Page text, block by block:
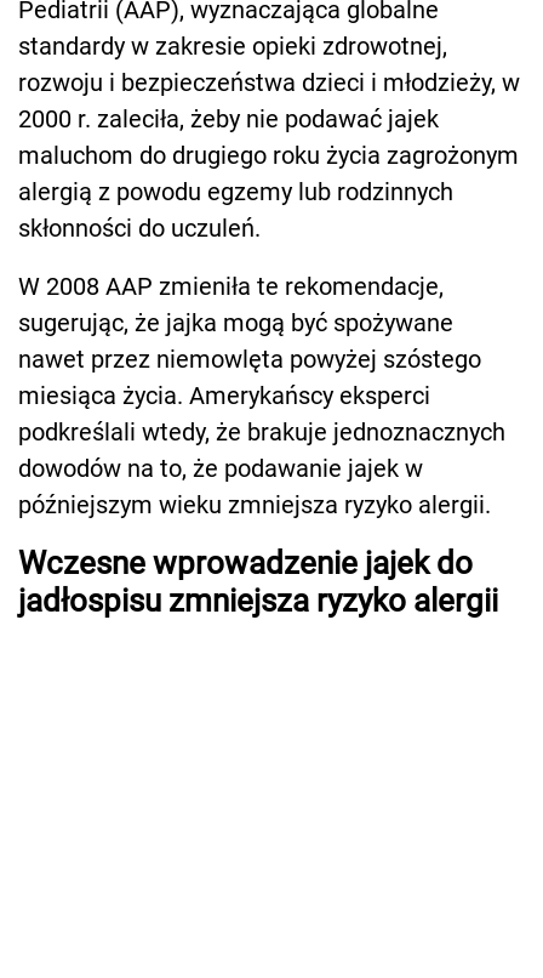
Pediatrii (AAP), wyznaczająca globalne
standardy w zakresie opieki zdrowotnej,
rozwoju i bezpieczeństwa dzieci i młodzieży, w
2000 r. zaleciła, żeby nie podawać jajek
maluchom do drugiego roku życia zagrożonym
alergią z powodu egzemy lub rodzinnych
skłonności do uczuleń.
W 2008 AAP zmieniła te rekomendacje,
sugerując, że jajka mogą być spożywane
nawet przez niemowlęta powyżej szóstego
miesiąca życia. Amerykańscy eksperci
podkreślali wtedy, że brakuje jednoznacznych
dowodów na to, że podawanie jajek w
późniejszym wieku zmniejsza ryzyko alergii.
Wczesne wprowadzenie jajek do
jadłospisu zmniejsza ryzyko alergii